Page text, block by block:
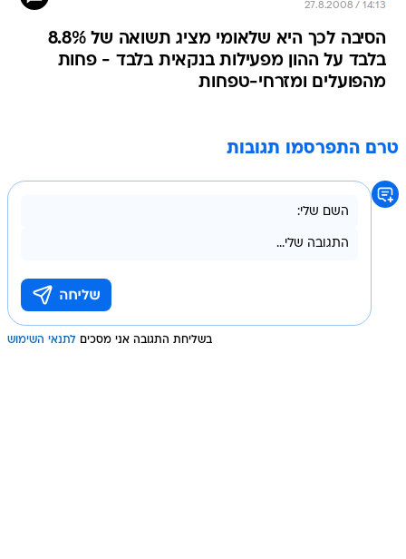
27.8.2008 / 14:13
הסיבה לכך היא שלאומי מציג תשואה של 8.8%
בלבד על ההון מפעילות בנקאית בלבד - פחות
מהפועלים ומזרחי-טפחות
טרם התפרסמו תגובות
בשליחת התגובה אני מסכים לתנאי השימוש